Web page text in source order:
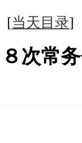
[当天目录
次常